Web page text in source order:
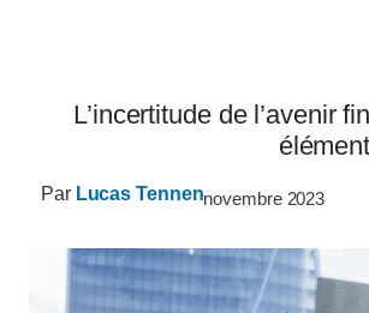
L’incertitude de l’avenir
Par Lucas Tennennovembre 2023